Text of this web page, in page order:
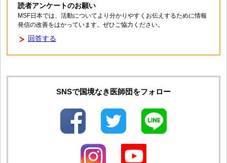
読者アンケートのお願い
MSF日本では、活動についてより分かりやすくお伝えするために情報
発信の改善をはかっています。ぜひご協力ください。
回答する
SNSで国境なき医師団をフォロー